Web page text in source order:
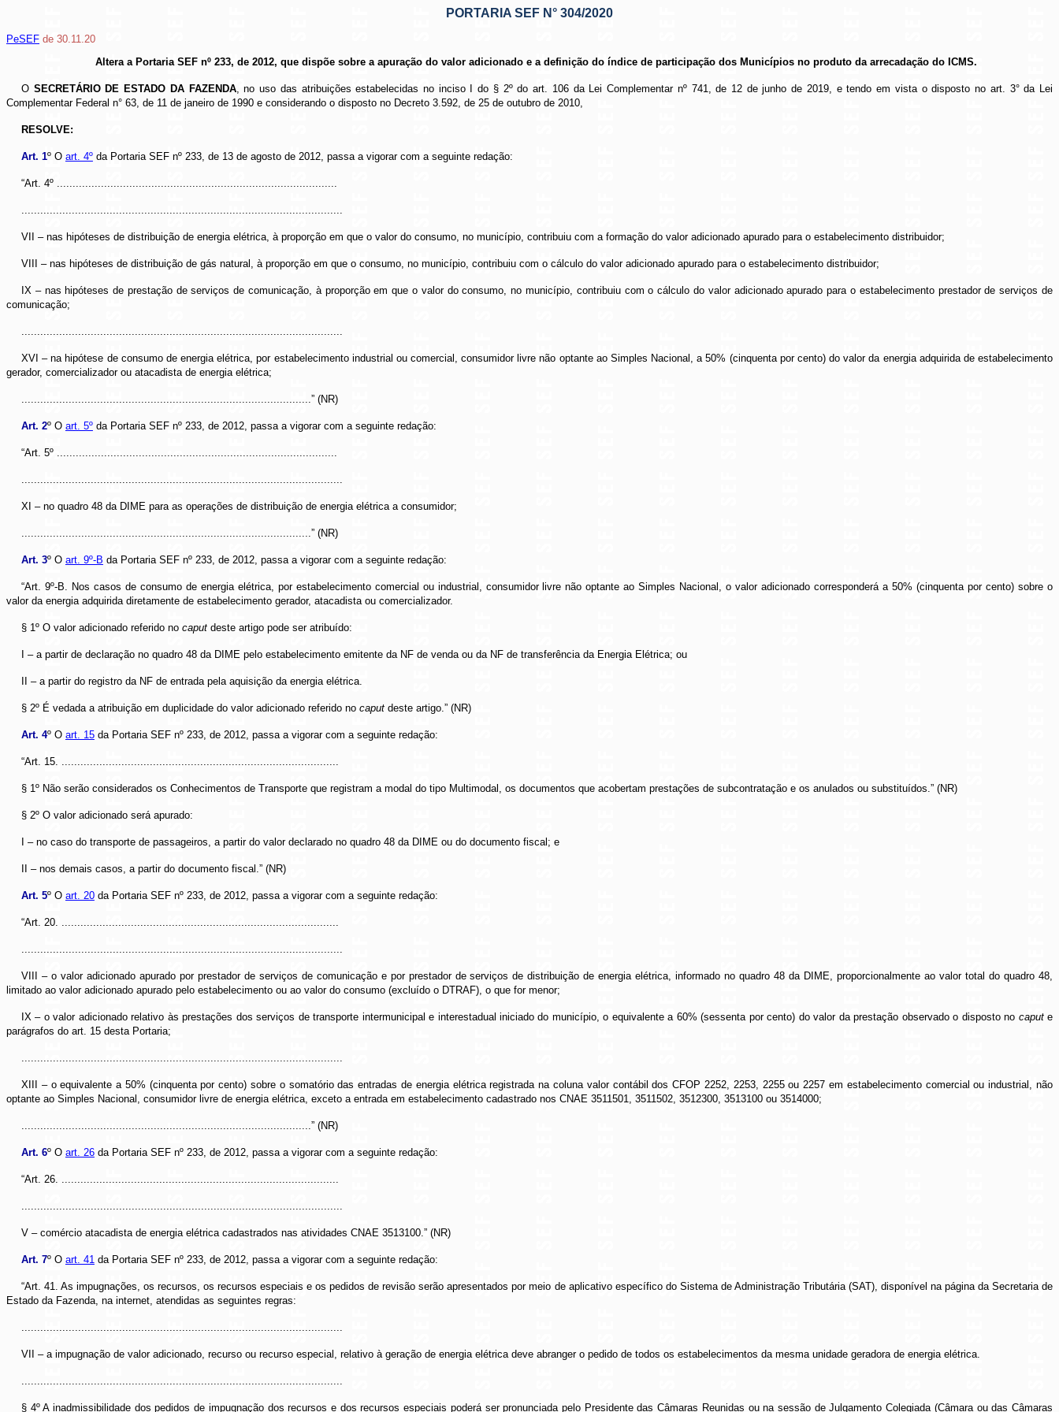
PORTARIA SEF N° 304/2020
PeSEF de 30.11.20
Altera a Portaria SEF nº 233, de 2012, que dispõe sobre a apuração do valor adicionado e a definição do índice de participação dos Municípios no produto da arrecadação do ICMS.
O SECRETÁRIO DE ESTADO DA FAZENDA, no uso das atribuições estabelecidas no inciso I do § 2º do art. 106 da Lei Complementar nº 741, de 12 de junho de 2019, e tendo em vista o disposto no art. 3° da Lei
Complementar Federal n° 63, de 11 de janeiro de 1990 e considerando o disposto no Decreto 3.592, de 25 de outubro de 2010,
RESOLVE:
Art. 1º O art. 4ºda Portaria SEF nº 233, de 13 de agosto de 2012, passa a vigorar com a seguinte redação:
“Art. 4º .........................................................................................
......................................................................................................
VII – nas hipóteses de distribuição de energia elétrica, à proporção em que o valor do consumo, no município, contribuiu com a formação do valor adicionado apurado para o estabelecimento distribuidor;
VIII – nas hipóteses de distribuição de gás natural, à proporção em que o consumo, no município, contribuiu com o cálculo do valor adicionado apurado para o estabelecimento distribuidor;
IX – nas hipóteses de prestação de serviços de comunicação, à proporção em que o valor do consumo, no município, contribuiu com o cálculo do valor adicionado apurado para o estabelecimento prestador de serviços de
comunicação;
......................................................................................................
XVI – na hipótese de consumo de energia elétrica, por estabelecimento industrial ou comercial, consumidor livre não optante ao Simples Nacional, a 50% (cinquenta por cento) do valor da energia adquirida de estabelecimento
gerador, comercializador ou atacadista de energia elétrica;
............................................................................................” (NR)
Art. 2º O art. 5ºda Portaria SEF nº 233, de 2012, passa a vigorar com a seguinte redação:
“Art. 5º .........................................................................................
......................................................................................................
XI – no quadro 48 da DIME para as operações de distribuição de energia elétrica a consumidor;
............................................................................................” (NR)
Art. 3º O art. 9º-B da Portaria SEF nº 233, de 2012, passa a vigorar com a seguinte redação:
“Art. 9º-B. Nos casos de consumo de energia elétrica, por estabelecimento comercial ou industrial, consumidor livre não optante ao Simples Nacional, o valor adicionado corresponderá a 50% (cinquenta por cento) sobre o
valor da energia adquirida diretamente de estabelecimento gerador, atacadista ou comercializador.
§ 1º O valor adicionado referido no caputdeste artigo pode ser atribuído:
I – a partir de declaração no quadro 48 da DIME pelo estabelecimento emitente da NF de venda ou da NF de transferência da Energia Elétrica; ou
II – a partir do registro da NF de entrada pela aquisição da energia elétrica.
§ 2º É vedada a atribuição em duplicidade do valor adicionado referido no caputdeste artigo.” (NR)
Art. 4º O art. 15da Portaria SEF nº 233, de 2012, passa a vigorar com a seguinte redação:
“Art. 15. ........................................................................................
§ 1º Não serão considerados os Conhecimentos de Transporte que registram a modal do tipo Multimodal, os documentos que acobertam prestações de subcontratação e os anulados ou substituídos.” (NR)
§ 2º O valor adicionado será apurado:
I – no caso do transporte de passageiros, a partir do valor declarado no quadro 48 da DIME ou do documento fiscal; e
II – nos demais casos, a partir do documento fiscal.” (NR)
Art. 5º O art. 20da Portaria SEF nº 233, de 2012, passa a vigorar com a seguinte redação:
“Art. 20. ........................................................................................
......................................................................................................
VIII – o valor adicionado apurado por prestador de serviços de comunicação e por prestador de serviços de distribuição de energia elétrica, informado no quadro 48 da DIME, proporcionalmente ao valor total do quadro 48,
limitado ao valor adicionado apurado pelo estabelecimento ou ao valor do consumo (excluído o DTRAF), o que for menor;
IX – o valor adicionado relativo às prestações dos serviços de transporte intermunicipal e interestadual iniciado do município, o equivalente a 60% (sessenta por cento) do valor da prestação observado o disposto no capute
parágrafos do art. 15 desta Portaria;
......................................................................................................
XIII – o equivalente a 50% (cinquenta por cento) sobre o somatório das entradas de energia elétrica registrada na coluna valor contábil dos CFOP 2252, 2253, 2255 ou 2257 em estabelecimento comercial ou industrial, não
optante ao Simples Nacional, consumidor livre de energia elétrica, exceto a entrada em estabelecimento cadastrado nos CNAE 3511501, 3511502, 3512300, 3513100 ou 3514000;
............................................................................................” (NR)
Art. 6º O art. 26da Portaria SEF nº 233, de 2012, passa a vigorar com a seguinte redação:
“Art. 26. ........................................................................................
......................................................................................................
V – comércio atacadista de energia elétrica cadastrados nas atividades CNAE 3513100.” (NR)
Art. 7º O art. 41da Portaria SEF nº 233, de 2012, passa a vigorar com a seguinte redação:
“Art. 41. As impugnações, os recursos, os recursos especiais e os pedidos de revisão serão apresentados por meio de aplicativo específico do Sistema de Administração Tributária (SAT), disponível na página da Secretaria de
Estado da Fazenda, na internet, atendidas as seguintes regras:
......................................................................................................
VII – a impugnação de valor adicionado, recurso ou recurso especial, relativo à geração de energia elétrica deve abranger o pedido de todos os estabelecimentos da mesma unidade geradora de energia elétrica.
......................................................................................................
§ 4º A inadmissibilidade dos pedidos de impugnação dos recursos e dos recursos especiais poderá ser pronunciada pelo Presidente das Câmaras Reunidas ou na sessão de Julgamento Colegiada (Câmara ou das Câmaras